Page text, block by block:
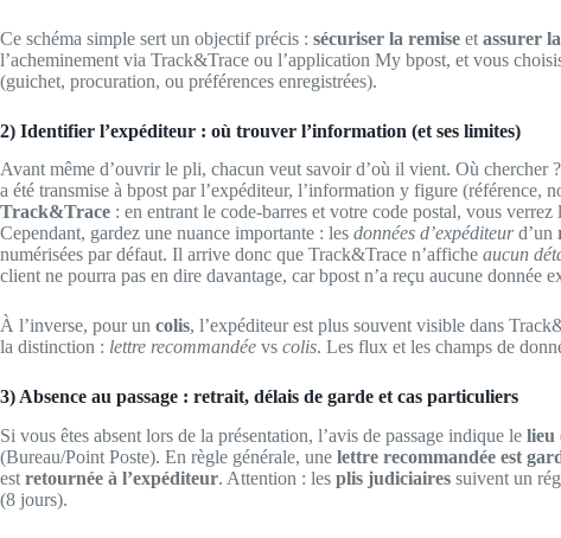
Ce schéma simple sert un objectif précis : sécuriser la remise et assurer
l’acheminement via Track&Trace ou l’application My bpost, et vous
(guichet, procuration, ou préférences enregistrées).
2) Identifier l’expéditeur : où trouver l’information (et ses limites)
Avant même d’ouvrir le pli, chacun veut savoir d’où il vient. Où chercher
a été transmise à bpost par l’expéditeur, l’information y figure (référence,
Track&Trace : en entrant le code-barres et votre code postal, vous
Cependant, gardez une nuance importante : les données d’expéditeurd’un
numérisées par défaut. Il arrive donc que Track&Trace n’affiche aucun
client ne pourra pas en dire davantage, car bpost n’a reçu aucune donnée
À l’inverse, pour un colis, l’expéditeur est plus souvent visible dans
la distinction : lettre recommandée vs colis. Les flux et les champs de
3) Absence au passage : retrait, délais de garde et cas particuliers
Si vous êtes absent lors de la présentation, l’avis de passage indique le lieu
(Bureau/Point Poste). En règle générale, une lettre recommandée est
est retournée à l’expéditeur. Attention : les plis judiciaires suivent un
(8 jours).